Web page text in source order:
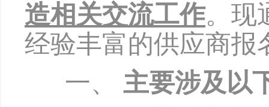
造相关交流工作。现
经验丰富的供应商报
一、 主要涉及以